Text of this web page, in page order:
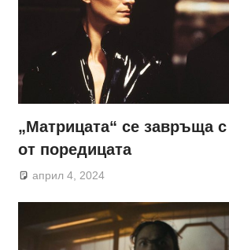
„Матрицата“ се завръща
от поредицата
април 4, 2024